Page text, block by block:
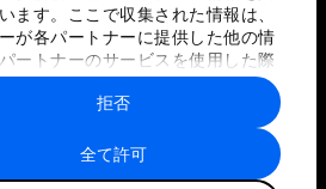
ます。ここで収集された情報は、
が各パートナーに提供した他の情
ートナーのサービスを使用した際
れた情報と組み合わされ、各パー
よって使用されることがありま
全て許可
拒否
ーポリシーと利用規約
サイトマップ